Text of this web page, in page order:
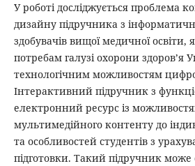
У роботі досліджується проблема
дизайну підручника з
здобувачів вищої медичної освіти,
потребам галузі охорони здоров’я
технологічним можливостям
Інтерактивний підручник з
електронний ресурс із
мультимедійного контенту до
та особливостей студентів з
підготовки. Такий підручник може